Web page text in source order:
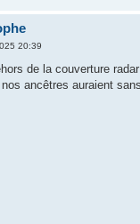
20:39
de la couverture
ancêtres auraient